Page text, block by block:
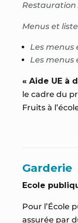
Restauration
Menus et
Les menus
Les menus
« Aide UE à
le cadre du
Fruits à
Garderie
Ecole
Pour l’École
assurée par